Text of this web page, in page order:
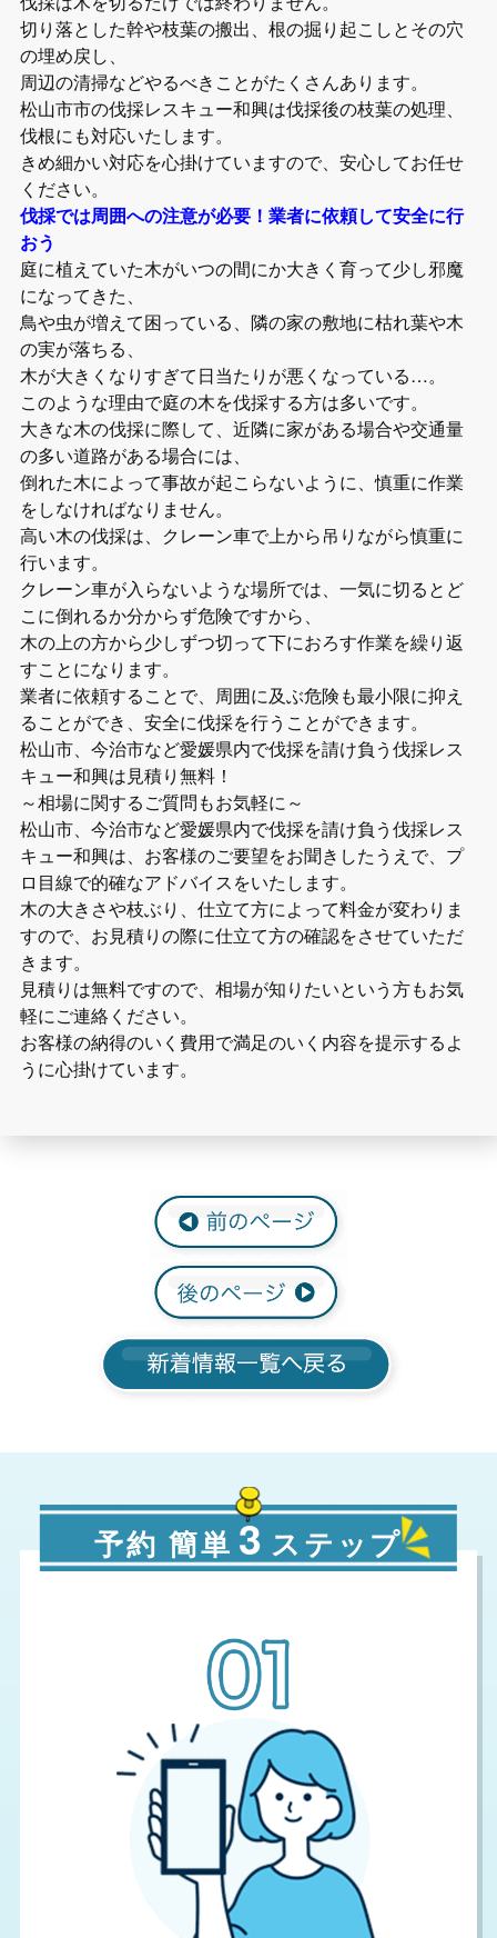
切り落とした幹や枝葉の搬出、根の掘り起こしとその穴
の埋め戻し、
周辺の清掃などやるべきことがたくさんあります。
松山市市の伐採レスキュー和興は伐採後の枝葉の処理、
伐根にも対応いたします。
きめ細かい対応を心掛けていますので、安心してお任せ
ください。
伐採では周囲への注意が必要！業者に依頼して安全に行
おう
庭に植えていた木がいつの間にか大きく育って少し邪魔
になってきた、
鳥や虫が増えて困っている、隣の家の敷地に枯れ葉や木
の実が落ちる、
木が大きくなりすぎて日当たりが悪くなっている…。
このような理由で庭の木を伐採する方は多いです。
大きな木の伐採に際して、近隣に家がある場合や交通量
の多い道路がある場合には、
倒れた木によって事故が起こらないように、慎重に作業
をしなければなりません。
高い木の伐採は、クレーン車で上から吊りながら慎重に
行います。
クレーン車が入らないような場所では、一気に切るとど
こに倒れるか分からず危険ですから、
木の上の方から少しずつ切って下におろす作業を繰り返
すことになります。
業者に依頼することで、周囲に及ぶ危険も最小限に抑え
ることができ、安全に伐採を行うことができます。
松山市、今治市など愛媛県内で伐採を請け負う伐採レス
キュー和興は見積り無料！
～相場に関するご質問もお気軽に～
松山市、今治市など愛媛県内で伐採を請け負う伐採レス
キュー和興は、お客様のご要望をお聞きしたうえで、プ
ロ目線で的確なアドバイスをいたします。
木の大きさや枝ぶり、仕立て方によって料金が変わりま
すので、お見積りの際に仕立て方の確認をさせていただ
きます。
見積りは無料ですので、相場が知りたいという方もお気
軽にご連絡ください。
お客様の納得のいく費用で満足のいく内容を提示するよ
うに心掛けています。
予約 簡単 3 ステップ